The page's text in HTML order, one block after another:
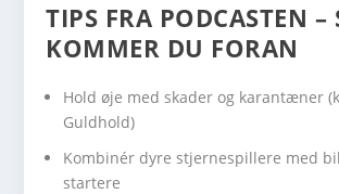
TIPS FRA PODCASTEN –
KOMMER DU FORAN
Hold øje med skader og karantæner
Guldhold)
Kombinér dyre stjernespillere med
startere